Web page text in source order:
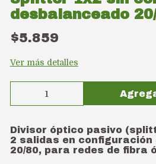
desbalanceado
$5.859
Ver más detalles
Divisor óptico pasivo
2 salidas en configuración
20/80, para redes de fibra